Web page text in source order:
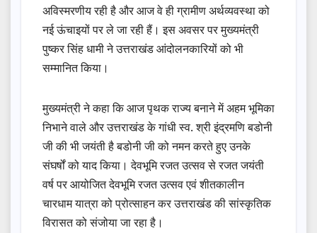
अविस्मरणीय रही है और आज वे ही ग्रामीण अर्थव्यवस्था को
नई ऊंचाइयों पर ले जा रही हैं। इस अवसर पर मुख्यमंत्री
पुष्कर सिंह धामी ने उत्तराखंड आंदोलनकारियों को भी
सम्मानित किया।
मुख्यमंत्री ने कहा कि आज पृथक राज्य बनाने में अहम भूमिका
निभाने वाले और उत्तराखंड के गांधी स्व. श्री इंद्रमणि बडोनी
जी की भी जयंती है बडोनी जी को नमन करते हुए उनके
संघर्षों को याद किया। देवभूमि रजत उत्सव से रजत जयंती
वर्ष पर आयोजित देवभूमि रजत उत्सव एवं शीतकालीन
चारधाम यात्रा को प्रोत्साहन कर उत्तराखंड की सांस्कृतिक
विरासत को संजोया जा रहा है।